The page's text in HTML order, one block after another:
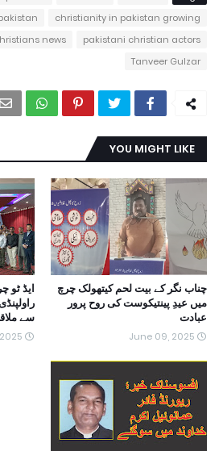
christianity in pakistan growing
pakistani christian actors
news
Tanveer Gulzar
YOU MIGHT LIKE
چناب نگر کے بیت لحم کیتھولک چرچ
میں عیدِ پینتیکوست کی روح پرور
عبادت
June 09, 2025
ایڈ ٹو
سے